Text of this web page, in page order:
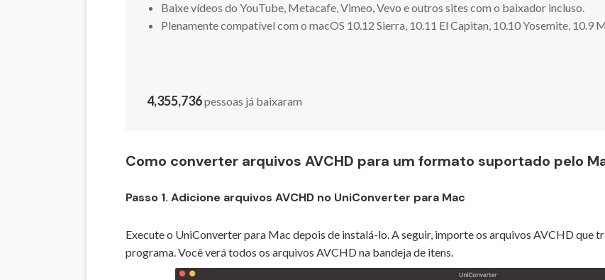
Baixe vídeos do YouTube, Metacafe, Vimeo, Vevo e outros sites com o baixador incluso.
Plenamente compatível com o macOS 10.12 Sierra, 10.11 El Capitan, 10.10 Yosemite, 10.9
4,355,736pessoas já baixaram
Como converter arquivos AVCHD para um formato suportado pelo
Passo 1. Adicione arquivos AVCHD no UniConverter para Mac
Execute o UniConverter para Mac depois de instalá-lo. A seguir, importe os arquivos AVCHD que
programa. Você verá todos os arquivos AVCHD na bandeja de itens.